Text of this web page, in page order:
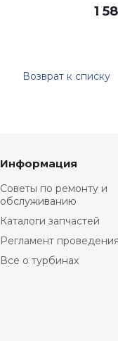
1
Возврат к списку
Информация
Советы по ремонту и
обслуживанию
Каталоги запчастей
Регламент
Все о турбинах